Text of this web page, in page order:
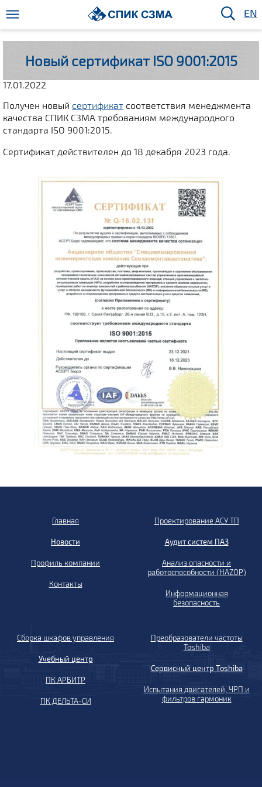
EN
Новый сертификат ISO 9001:2015
17.01.2022
Получен новый сертификат соответствия менеджмента
качества СПИК СЗМА требованиям международного
стандарта ISO 9001:2015.
Сертификат действителен до 18 декабря 2023 года.
Главная
Новости
Профиль компании
Контакты
Проектирование АСУ ТП
Аудит систем ПАЗ
Анализ опасности и
работоспособности (HAZOP)
Информационная
безопасность
Сборка шкафов управления
Учебный центр
ПК АРБИТР
ПК ДЕЛЬТА-СИ
Преобразователи частоты
Toshiba
Сервисный центр Toshiba
Испытания двигателей, ЧРП и
фильтров гармоник